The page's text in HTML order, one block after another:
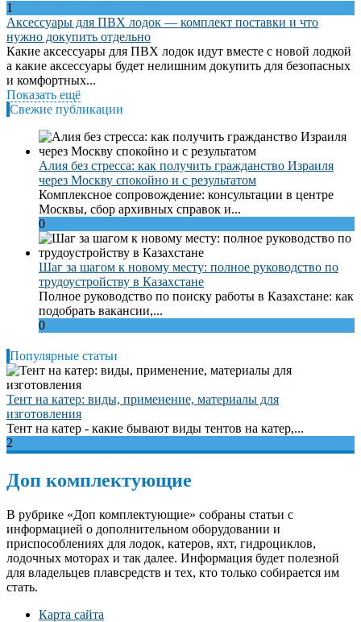
1
Аксессуары для ПВХ лодок — комплект поставки и что
нужно докупить отдельно
Какие аксессуары для ПВХ лодок идут вместе с новой лодкой
а какие аксессуары будет нелишним докупить для безопасных
и комфортных...
Показать ещё
Свежие публикации
Алия без стресса: как получить гражданство Израиля
через Москву спокойно и с результатом
Комплексное сопровождение: консультации в центре
Москвы, сбор архивных справок и...
0
Шаг за шагом к новому месту: полное руководство по
трудоустройству в Казахстане
Полное руководство по поиску работы в Казахстане: как
подобрать вакансии,...
0
Популярные статьи
Тент на катер: виды, применение, материалы для
изготовления
Тент на катер - какие бывают виды тентов на катер,...
2
Доп комплектующие
В рубрике «Доп комплектующие» собраны статьи с
информацией о дополнительном оборудовании и
приспособлениях для лодок, катеров, яхт, гидроциклов,
лодочных моторах и так далее. Информация будет полезной
для владельцев плавсредств и тех, кто только собирается им
стать.
Карта сайта